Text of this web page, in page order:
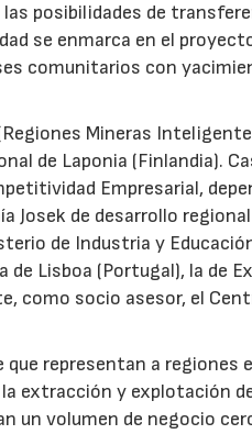
posibilidades de
se enmarca en el
comunitarios con
Mineras
de Laponia (Finlandia).
Empresarial,
Josek de desarrollo
de Industria y
de Lisboa (Portugal), la de
como socio asesor, el
representan a regiones
extracción y explotación
un volumen de negocio